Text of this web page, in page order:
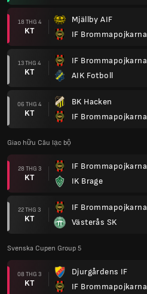
18 THG 4
KT
Mjällby AIF
IF Brommapojkarna
13 THG 4
KT
IF Brommapojkarna
AIK Fotboll
06 THG 4
KT
BK Hacken
IF Brommapojkarna
Giao hữu Câu lạc bộ
28 THG 3
KT
IF Brommapojkarna
IK Brage
22 THG 3
KT
IF Brommapojkarna
Västerås SK
Svenska Cupen Group 5
08 THG 3
KT
Djurgårdens IF
IF Brommapojkarna